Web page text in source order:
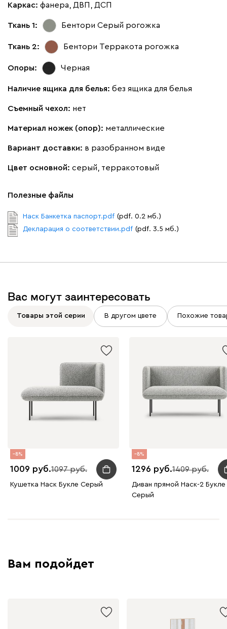
Вертикаль
Бежевый Изумруд
Мола
Вулли 692
100 380 684
692
Бежевый Вишневый Голубой Графит
Каркас: фанера, ДВП, ДСП
Ткань 1: Бентори Серый рогожка
Ткань 2: Бентори Терракота рогожка
Опоры: Черная
Наличие ящика для белья: без ящика для белья
Съемный чехол: нет
Материал ножек (опор): металлические
Вариант доставки: в разобранном виде
Цвет основной: серый, терракотовый
Полезные файлы
Наск Банкетка паспорт.pdf (pdf. 0.2 мб.)
Декларация о соответствии.pdf (pdf. 3.5 мб.)
Вас могут заинтересовать
Товары этой серии В другом цвете Похожие
8
1009 1097
Кушетка Наск Букле Серый
8
1296 1409
Диван прямой Наск-2 Букле
Серый
Вам подойдет